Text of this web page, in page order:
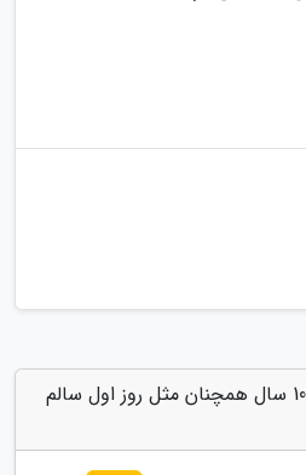
به "چرا جسد لنین بعد از 100 سال همچنان مثل روز اول سالم